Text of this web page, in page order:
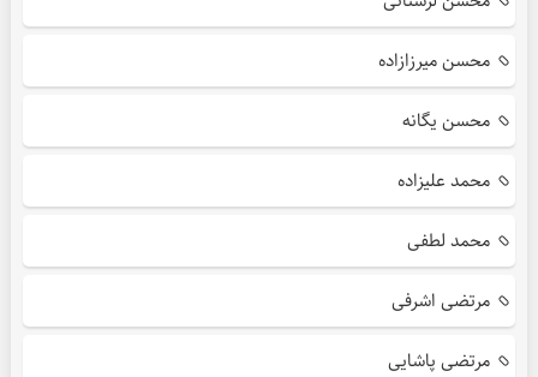
محسن میرزازاده
محسن یگانه
محمد علیزاده
محمد لطفی
مرتضی اشرفی
مرتضی پاشایی